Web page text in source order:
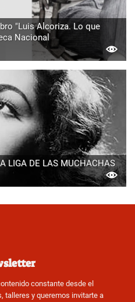
"Luis Alcoriza. Lo que
Nacional
LIGA DE LAS MUCHACHAS
constante desde el
talleres y queremos invitarte a